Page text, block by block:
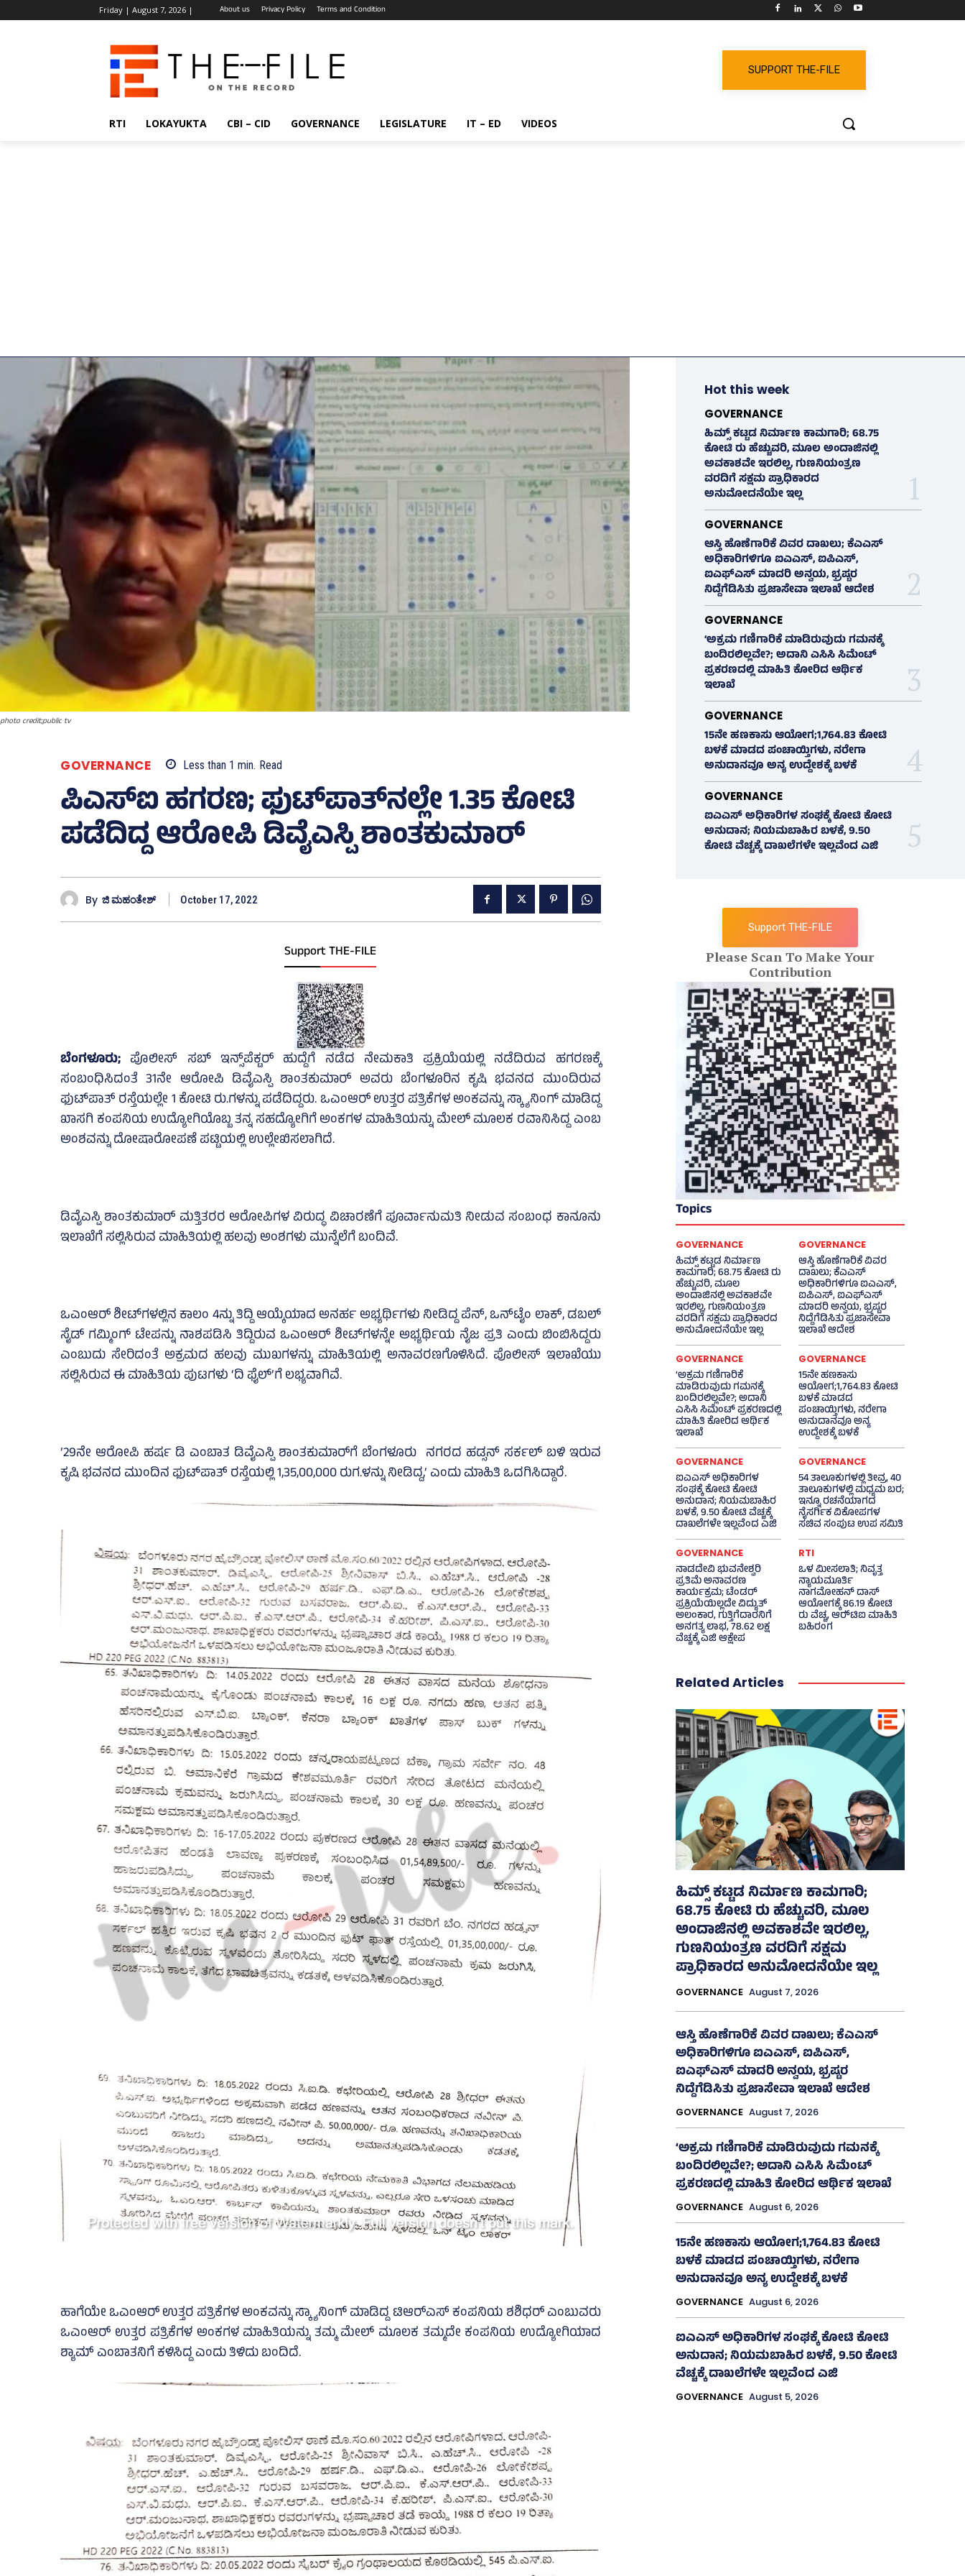
Friday | August 7, 2026 | About us Privacy Policy Terms and Condition
SUPPORT THE-FILE
RTI LOKAYUKTA CBI – CID GOVERNANCE LEGISLATURE IT – ED VIDEOS
photo credit;public tv
GOVERNANCE Less than 1 min. Read
ಪಿಎಸ್‌ಐ ಹಗರಣ; ಫುಟ್‌ಪಾತ್‌ನಲ್ಲೇ 1.35 ಕೋಟಿ
ಪಡೆದಿದ್ದ ಆರೋಪಿ ಡಿವೈಎಸ್ಪಿ ಶಾಂತಕುಮಾರ್‌
By ಜಿ ಮಹಂತೇಶ್ October 17, 2022
Support THE-FILE
ಬೆಂಗಳೂರು; ಪೊಲೀಸ್‌ ಸಬ್‌ ಇನ್ಸ್‌ಪೆಕ್ಟರ್‌ ಹುದ್ದೆಗೆ ನಡೆದ ನೇಮಕಾತಿ ಪ್ರಕ್ರಿಯೆಯಲ್ಲಿ ನಡೆದಿರುವ ಹಗರಣಕ್ಕೆ
ಸಂಬಂಧಿಸಿದಂತೆ 31ನೇ ಆರೋಪಿ ಡಿವೈಎಸ್ಪಿ ಶಾಂತಕುಮಾರ್‌ ಅವರು ಬೆಂಗಳೂರಿನ ಕೃಷಿ ಭವನದ ಮುಂದಿರುವ
ಫುಟ್‌ಪಾತ್‌ ರಸ್ತೆಯಲ್ಲೇ 1 ಕೋಟಿ ರು.ಗಳನ್ನು ಪಡೆದಿದ್ದರು. ಒಎಂಆರ್‌ ಉತ್ತರ ಪತ್ರಿಕೆಗಳ ಅಂಕವನ್ನು ಸ್ಕ್ಯಾನಿಂಗ್‌ ಮಾಡಿದ್ದ
ಖಾಸಗಿ ಕಂಪನಿಯ ಉದ್ಯೋಗಿಯೊಬ್ಬ ತನ್ನ ಸಹದ್ಯೋಗಿಗೆ ಅಂಕಗಳ ಮಾಹಿತಿಯನ್ನು ಮೇಲ್‌ ಮೂಲಕ ರವಾನಿಸಿದ್ದ ಎಂಬ
ಅಂಶವನ್ನು ದೋಷಾರೋಪಣೆ ಪಟ್ಟಿಯಲ್ಲಿ ಉಲ್ಲೇಖಿಸಲಾಗಿದೆ.
ಡಿವೈಎಸ್ಪಿ ಶಾಂತಕುಮಾರ್‌ ಮತ್ತಿತರರ ಆರೋಪಿಗಳ ವಿರುದ್ಧ ವಿಚಾರಣೆಗೆ ಪೂರ್ವಾನುಮತಿ ನೀಡುವ ಸಂಬಂಧ ಕಾನೂನು
ಇಲಾಖೆಗೆ ಸಲ್ಲಿಸಿರುವ ಮಾಹಿತಿಯಲ್ಲಿ ಹಲವು ಅಂಶಗಳು ಮುನ್ನೆಲೆಗೆ ಬಂದಿವೆ.
ಒಎಂಆರ್‌ ಶೀಟ್‌ಗಳಲ್ಲಿನ ಕಾಲಂ 4ನ್ನು ತಿದ್ದಿ ಆಯ್ಕೆಯಾದ ಅನರ್ಹ ಅಭ್ಯರ್ಥಿಗಳು ನೀಡಿದ್ದ ಪೆನ್‌, ಒನ್‌ಟೈಂ ಲಾಕ್‌, ಡಬಲ್‌
ಸೈಡ್‌ ಗಮ್ಮಿಂಗ್‌ ಟೇಪನ್ನು ನಾಶಪಡಿಸಿ ತಿದ್ದಿರುವ ಒಎಂಆರ್‌ ಶೀಟ್‌ಗಳನ್ನೇ ಅಭ್ಯರ್ಥಿಯ ನೈಜ ಪ್ರತಿ ಎಂದು ಬಿಂಬಿಸಿದ್ದರು
ಎಂಬುದು ಸೇರಿದಂತೆ ಅಕ್ರಮದ ಹಲವು ಮುಖಗಳನ್ನು ಮಾಹಿತಿಯಲ್ಲಿ ಅನಾವರಣಗೊಳಿಸಿದೆ. ಪೊಲೀಸ್‌ ಇಲಾಖೆಯು
ಸಲ್ಲಿಸಿರುವ ಈ ಮಾಹಿತಿಯ ಪುಟಗಳು ‘ದಿ ಫೈಲ್‌’ಗೆ ಲಭ್ಯವಾಗಿವೆ.
’29ನೇ ಆರೋಪಿ ಹರ್ಷ ಡಿ ಎಂಬಾತ ಡಿವೈಎಸ್ಪಿ ಶಾಂತಕುಮಾರ್‌ಗೆ ಬೆಂಗಳೂರು ನಗರದ ಹಡ್ಸನ್‌ ಸರ್ಕಲ್‌ ಬಳಿ ಇರುವ
ಕೃಷಿ ಭವನದ ಮುಂದಿನ ಫುಟ್‌ಪಾತ್‌ ರಸ್ತೆಯಲ್ಲಿ 1,35,00,000 ರುಗ.ಳನ್ನು ನೀಡಿದ್ದ,’ ಎಂದು ಮಾಹಿತಿ ಒದಗಿಸಿದ್ದಾರೆ.
ಹಾಗೆಯೇ ಒಎಂಆರ್‌ ಉತ್ತರ ಪತ್ರಿಕೆಗಳ ಅಂಕವನ್ನು ಸ್ಕ್ಯಾನಿಂಗ್‌ ಮಾಡಿದ್ದ ಟಿಆರ್‌ಎಸ್‌ ಕಂಪನಿಯ ಶಶಿಧರ್‌ ಎಂಬುವರು
ಒಎಂಆರ್‌ ಉತ್ತರ ಪತ್ರಿಕೆಗಳ ಅಂಕಗಳ ಮಾಹಿತಿಯನ್ನು ತಮ್ಮ ಮೇಲ್ ಮೂಲಕ ತಮ್ಮದೇ ಕಂಪನಿಯ ಉದ್ಯೋಗಿಯಾದ
ಶ್ಯಾಮ್‌ ಎಂಬಾತನಿಗೆ ಕಳಿಸಿದ್ದ ಎಂದು ತಿಳಿದು ಬಂದಿದೆ.
Hot this week
GOVERNANCE
ಹಿಮ್ಸ್‌ ಕಟ್ಟಡ ನಿರ್ಮಾಣ ಕಾಮಗಾರಿ; 68.75
ಕೋಟಿ ರು ಹೆಚ್ಚುವರಿ, ಮೂಲ ಅಂದಾಜಿನಲ್ಲಿ
ಅವಕಾಶವೇ ಇರಲಿಲ್ಲ, ಗುಣನಿಯಂತ್ರಣ
ವರದಿಗೆ ಸಕ್ಷಮ ಪ್ರಾಧಿಕಾರದ
ಅನುಮೋದನೆಯೇ ಇಲ್ಲ
GOVERNANCE
ಆಸ್ತಿ ಹೊಣೆಗಾರಿಕೆ ವಿವರ ದಾಖಲು; ಕೆಎಎಸ್
ಅಧಿಕಾರಿಗಳಿಗೂ ಐಎಎಸ್‌, ಐಪಿಎಸ್‌,
ಐಎಫ್‌ಎಸ್‌ ಮಾದರಿ ಅನ್ವಯ, ಭ್ರಷ್ಟರ
ನಿದ್ದೆಗೆಡಿಸಿತು ಪ್ರಜಾಸೇವಾ ಇಲಾಖೆ ಆದೇಶ
GOVERNANCE
‘ಅಕ್ರಮ ಗಣಿಗಾರಿಕೆ ಮಾಡಿರುವುದು ಗಮನಕ್ಕೆ
ಬಂದಿರಲಿಲ್ಲವೇ?; ಅದಾನಿ ಎಸಿಸಿ ಸಿಮೆಂಟ್
ಪ್ರಕರಣದಲ್ಲಿ ಮಾಹಿತಿ ಕೋರಿದ ಆರ್ಥಿಕ
ಇಲಾಖೆ
GOVERNANCE
15ನೇ ಹಣಕಾಸು ಆಯೋಗ;1,764.83 ಕೋಟಿ
ಬಳಕೆ ಮಾಡದ ಪಂಚಾಯ್ತಿಗಳು, ನರೇಗಾ
ಅನುದಾನವೂ ಅನ್ಯ ಉದ್ದೇಶಕ್ಕೆ ಬಳಕೆ
GOVERNANCE
ಐಎಎಸ್‌ ಅಧಿಕಾರಿಗಳ ಸಂಘಕ್ಕೆ ಕೋಟಿ ಕೋಟಿ
ಅನುದಾನ; ನಿಯಮಬಾಹಿರ ಬಳಕೆ, 9.50
ಕೋಟಿ ವೆಚ್ಚಕ್ಕೆ ದಾಖಲೆಗಳೇ ಇಲ್ಲವೆಂದ ಎಜಿ
Support THE-FILE
Please Scan To Make Your
Contribution
Topics
GOVERNANCE
ಹಿಮ್ಸ್‌ ಕಟ್ಟಡ ನಿರ್ಮಾಣ
ಕಾಮಗಾರಿ; 68.75 ಕೋಟಿ ರು
ಹೆಚ್ಚುವರಿ, ಮೂಲ
ಅಂದಾಜಿನಲ್ಲಿ ಅವಕಾಶವೇ
ಇರಲಿಲ್ಲ, ಗುಣನಿಯಂತ್ರಣ
ವರದಿಗೆ ಸಕ್ಷಮ ಪ್ರಾಧಿಕಾರದ
ಅನುಮೋದನೆಯೇ ಇಲ್ಲ
GOVERNANCE
ಆಸ್ತಿ ಹೊಣೆಗಾರಿಕೆ ವಿವರ
ದಾಖಲು; ಕೆಎಎಸ್
ಅಧಿಕಾರಿಗಳಿಗೂ ಐಎಎಸ್‌,
ಐಪಿಎಸ್‌, ಐಎಫ್‌ಎಸ್‌
ಮಾದರಿ ಅನ್ವಯ, ಭ್ರಷ್ಟರ
ನಿದ್ದೆಗೆಡಿಸಿತು ಪ್ರಜಾಸೇವಾ
ಇಲಾಖೆ ಆದೇಶ
GOVERNANCE
‘ಅಕ್ರಮ ಗಣಿಗಾರಿಕೆ
ಮಾಡಿರುವುದು ಗಮನಕ್ಕೆ
ಬಂದಿರಲಿಲ್ಲವೇ?; ಅದಾನಿ
ಎಸಿಸಿ ಸಿಮೆಂಟ್ ಪ್ರಕರಣದಲ್ಲಿ
ಮಾಹಿತಿ ಕೋರಿದ ಆರ್ಥಿಕ
ಇಲಾಖೆ
GOVERNANCE
15ನೇ ಹಣಕಾಸು
ಆಯೋಗ;1,764.83 ಕೋಟಿ
ಬಳಕೆ ಮಾಡದ
ಪಂಚಾಯ್ತಿಗಳು, ನರೇಗಾ
ಅನುದಾನವೂ ಅನ್ಯ
ಉದ್ದೇಶಕ್ಕೆ ಬಳಕೆ
GOVERNANCE
ಐಎಎಸ್‌ ಅಧಿಕಾರಿಗಳ
ಸಂಘಕ್ಕೆ ಕೋಟಿ ಕೋಟಿ
ಅನುದಾನ; ನಿಯಮಬಾಹಿರ
ಬಳಕೆ, 9.50 ಕೋಟಿ ವೆಚ್ಚಕ್ಕೆ
ದಾಖಲೆಗಳೇ ಇಲ್ಲವೆಂದ ಎಜಿ
GOVERNANCE
54 ತಾಲೂಕುಗಳಲ್ಲಿ ತೀವ್ರ, 40
ತಾಲೂಕುಗಳಲ್ಲಿ ಮಧ್ಯಮ ಬರ;
ಇನ್ನೂ ರಚನೆಯಾಗದ
ನೈಸರ್ಗಿಕ ವಿಕೋಪಗಳ
ಸಚಿವ ಸಂಪುಟ ಉಪ ಸಮಿತಿ
GOVERNANCE
ನಾಡದೇವಿ ಭುವನೇಶ್ವರಿ
ಪ್ರತಿಮೆ ಅನಾವರಣ
ಕಾರ್ಯಕ್ರಮ; ಟೆಂಡರ್
ಪ್ರಕ್ರಿಯೆಯಿಲ್ಲದೇ ವಿದ್ಯುತ್‌
ಅಲಂಕಾರ, ಗುತ್ತಿಗೆದಾರನಿಗೆ
ಅನಗತ್ಯ ಲಾಭ, 78.62 ಲಕ್ಷ
ವೆಚ್ಚಕ್ಕೆ ಎಜಿ ಆಕ್ಷೇಪ
RTI
ಒಳ ಮೀಸಲಾತಿ; ನಿವೃತ್ತ
ನ್ಯಾಯಮೂರ್ತಿ
ನಾಗಮೋಹನ್ ದಾಸ್
ಆಯೋಗಕ್ಕೆ 86.19 ಕೋಟಿ
ರು ವೆಚ್ಚ, ಆರ್‍‌ಟಿಐ ಮಾಹಿತಿ
ಬಹಿರಂಗ
Related Articles
ಹಿಮ್ಸ್‌ ಕಟ್ಟಡ ನಿರ್ಮಾಣ ಕಾಮಗಾರಿ;
68.75 ಕೋಟಿ ರು ಹೆಚ್ಚುವರಿ, ಮೂಲ
ಅಂದಾಜಿನಲ್ಲಿ ಅವಕಾಶವೇ ಇರಲಿಲ್ಲ,
ಗುಣನಿಯಂತ್ರಣ ವರದಿಗೆ ಸಕ್ಷಮ
ಪ್ರಾಧಿಕಾರದ ಅನುಮೋದನೆಯೇ ಇಲ್ಲ
GOVERNANCE August 7, 2026
ಆಸ್ತಿ ಹೊಣೆಗಾರಿಕೆ ವಿವರ ದಾಖಲು; ಕೆಎಎಸ್
ಅಧಿಕಾರಿಗಳಿಗೂ ಐಎಎಸ್‌, ಐಪಿಎಸ್‌,
ಐಎಫ್‌ಎಸ್‌ ಮಾದರಿ ಅನ್ವಯ, ಭ್ರಷ್ಟರ
ನಿದ್ದೆಗೆಡಿಸಿತು ಪ್ರಜಾಸೇವಾ ಇಲಾಖೆ ಆದೇಶ
GOVERNANCE August 7, 2026
‘ಅಕ್ರಮ ಗಣಿಗಾರಿಕೆ ಮಾಡಿರುವುದು ಗಮನಕ್ಕೆ
ಬಂದಿರಲಿಲ್ಲವೇ?; ಅದಾನಿ ಎಸಿಸಿ ಸಿಮೆಂಟ್
ಪ್ರಕರಣದಲ್ಲಿ ಮಾಹಿತಿ ಕೋರಿದ ಆರ್ಥಿಕ ಇಲಾಖೆ
GOVERNANCE August 6, 2026
15ನೇ ಹಣಕಾಸು ಆಯೋಗ;1,764.83 ಕೋಟಿ
ಬಳಕೆ ಮಾಡದ ಪಂಚಾಯ್ತಿಗಳು, ನರೇಗಾ
ಅನುದಾನವೂ ಅನ್ಯ ಉದ್ದೇಶಕ್ಕೆ ಬಳಕೆ
GOVERNANCE August 6, 2026
ಐಎಎಸ್‌ ಅಧಿಕಾರಿಗಳ ಸಂಘಕ್ಕೆ ಕೋಟಿ ಕೋಟಿ
ಅನುದಾನ; ನಿಯಮಬಾಹಿರ ಬಳಕೆ, 9.50 ಕೋಟಿ
ವೆಚ್ಚಕ್ಕೆ ದಾಖಲೆಗಳೇ ಇಲ್ಲವೆಂದ ಎಜಿ
GOVERNANCE August 5, 2026